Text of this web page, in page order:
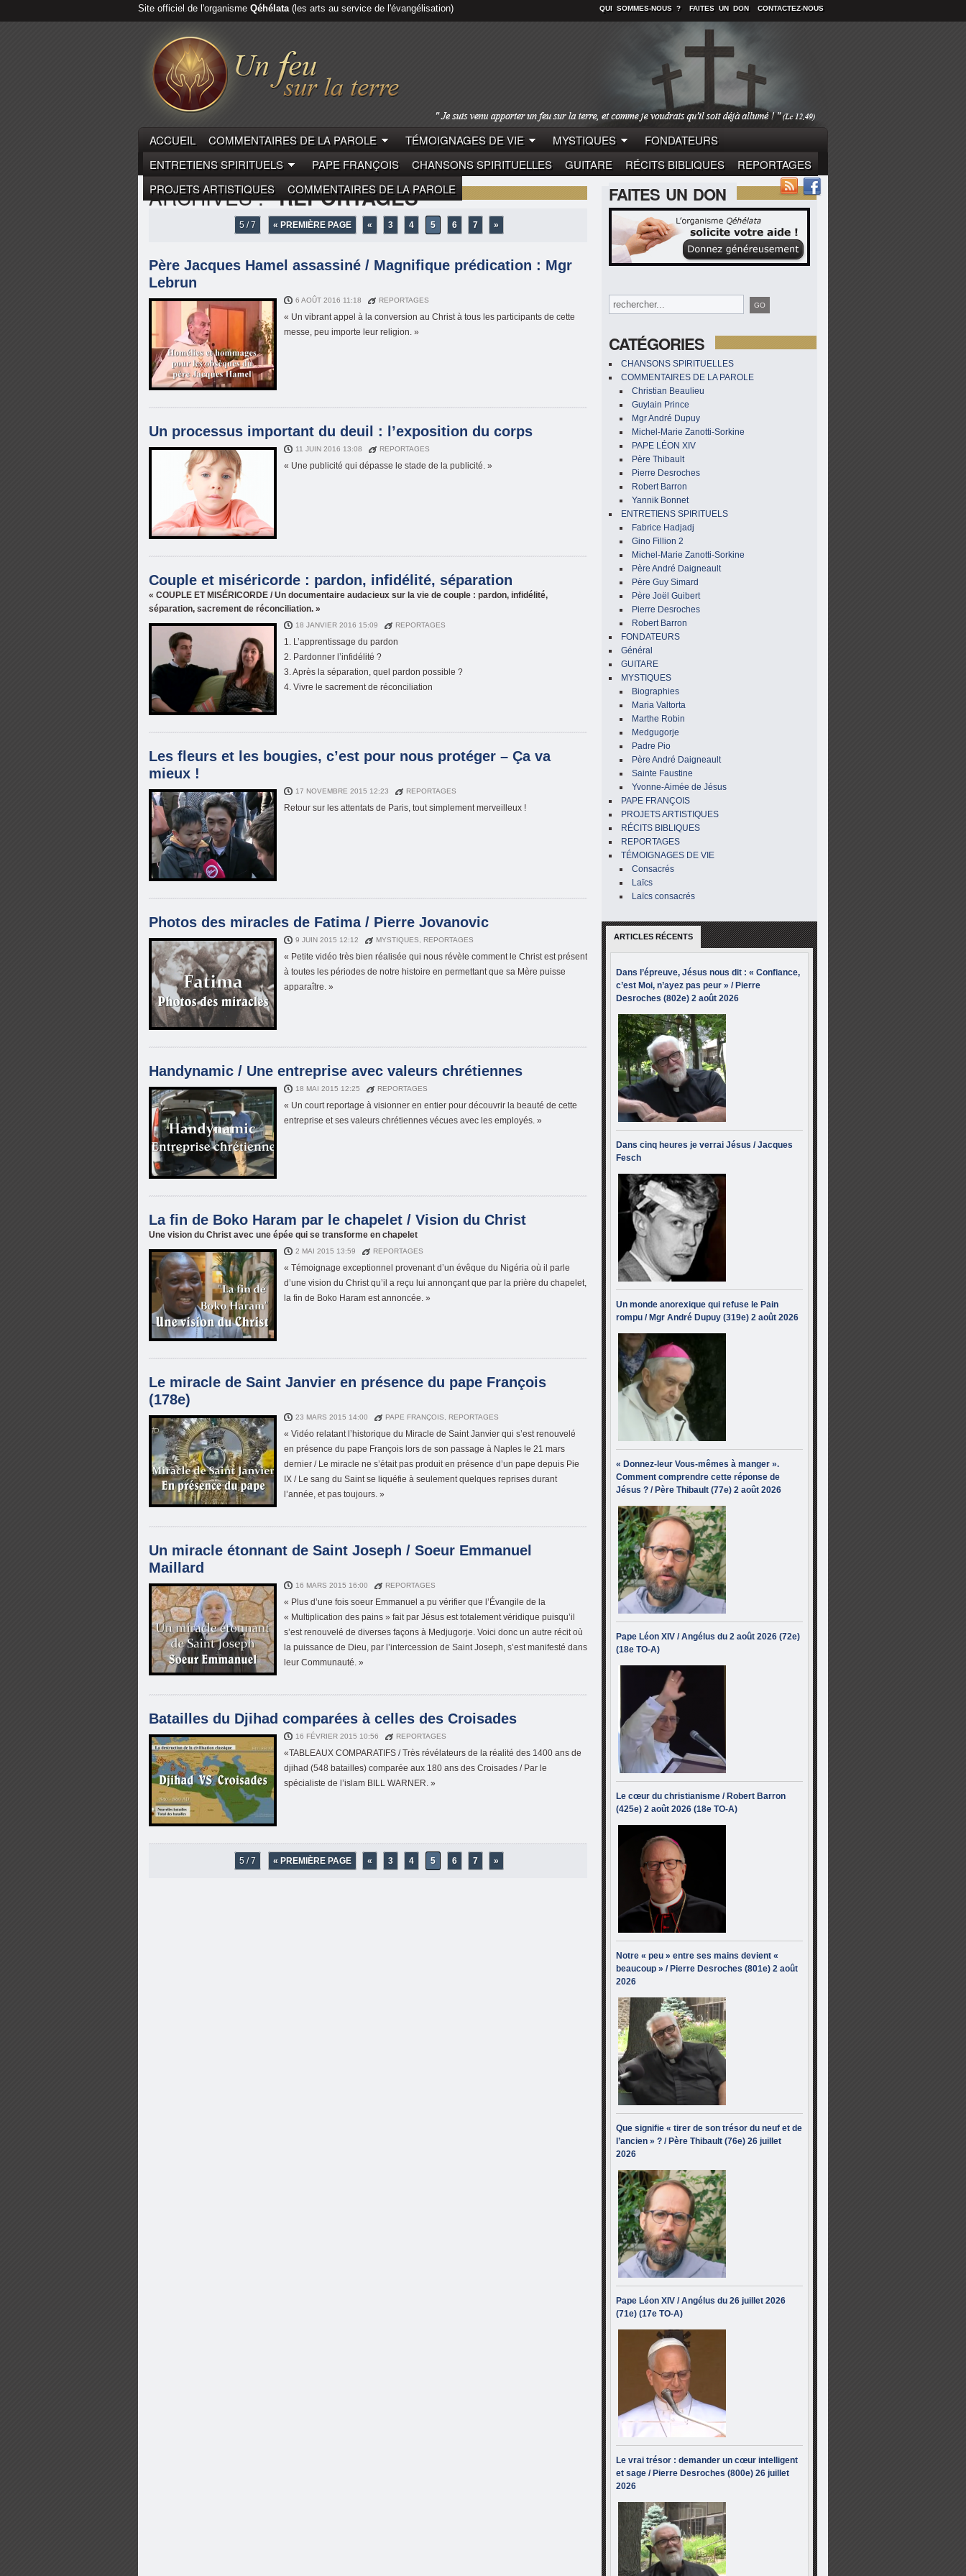
Site officiel de l'organisme Qéhélata(les arts au service de l'évangélisation) QUI SOMMES-NOUS ? FAITES UN DON CONTACTEZ-NOUS
ACCUEIL COMMENTAIRES DE LA PAROLE TÉMOIGNAGES DE VIE MYSTIQUES
FONDATEURS
ENTRETIENS SPIRITUELS
PAPE FRANÇOIS CHANSONS SPIRITUELLES GUITARE RÉCITS BIBLIQUES
REPORTAGES
PROJETS ARTISTIQUES
COMMENTAIRES DE LA PAROLE FAITES UN DON
CATÉGORIES
CHANSONS SPIRITUELLES
COMMENTAIRES DE LA PAROLE
Christian Beaulieu
Guylain Prince
Mgr André Dupuy
Michel-Marie Zanotti-Sorkine
PAPE LÉON XIV
Père Thibault
Pierre Desroches
Robert Barron
Yannik Bonnet
ENTRETIENS SPIRITUELS
Fabrice Hadjadj
Gino Fillion 2
Michel-Marie Zanotti-Sorkine
Père André Daigneault
Père Guy Simard
Père Joël Guibert
Pierre Desroches
Robert Barron
FONDATEURS
Général
GUITARE
MYSTIQUES
Biographies
Maria Valtorta
Marthe Robin
Medgugorje
Padre Pio
Père André Daigneault
Sainte Faustine
Yvonne-Aimée de Jésus
PAPE FRANÇOIS
PROJETS ARTISTIQUES
RÉCITS BIBLIQUES
REPORTAGES
TÉMOIGNAGES DE VIE
Consacrés
Laïcs
Laïcs consacrés
ARTICLES RÉCENTS
Dans l’épreuve, Jésus nous dit : « Confiance,
c’est Moi, n’ayez pas peur » / Pierre
Desroches (802e) 2 août 2026
Dans cinq heures je verrai Jésus / Jacques
Fesch
Un monde anorexique qui refuse le Pain
rompu / Mgr André Dupuy (319e) 2 août 2026
« Donnez-leur Vous-mêmes à manger ».
Comment comprendre cette réponse de
Jésus ? / Père Thibault (77e) 2 août 2026
Pape Léon XIV / Angélus du 2 août 2026 (72e)
(18e TO-A)
Le cœur du christianisme / Robert Barron
(425e) 2 août 2026 (18e TO-A)
Notre « peu » entre ses mains devient «
beaucoup » / Pierre Desroches (801e) 2 août
2026
Que signifie « tirer de son trésor du neuf et de
l’ancien » ? / Père Thibault (76e) 26 juillet
2026
Pape Léon XIV / Angélus du 26 juillet 2026
(71e) (17e TO-A)
Le vrai trésor : demander un cœur intelligent
et sage / Pierre Desroches (800e) 26 juillet
2026
ARCHIVES :"REPORTAGES"
5 / 7 « PREMIÈRE PAGE « 3 4 5 6 7 »
Père Jacques Hamel assassiné / Magnifique prédication : Mgr
Lebrun
6 AOÛT 2016 11:18 REPORTAGES
« Un vibrant appel à la conversion au Christ à tous les participants de cette
messe, peu importe leur religion. »
Un processus important du deuil : l’exposition du corps
11 JUIN 2016 13:08 REPORTAGES
« Une publicité qui dépasse le stade de la publicité. »
Couple et miséricorde : pardon, infidélité, séparation
« COUPLE ET MISÉRICORDE / Un documentaire audacieux sur la vie de couple : pardon, infidélité,
séparation, sacrement de réconciliation. »
18 JANVIER 2016 15:09 REPORTAGES
1. L’apprentissage du pardon
2. Pardonner l’infidélité ?
3. Après la séparation, quel pardon possible ?
4. Vivre le sacrement de réconciliation
Les fleurs et les bougies, c’est pour nous protéger – Ça va
mieux !
17 NOVEMBRE 2015 12:23 REPORTAGES
Retour sur les attentats de Paris, tout simplement merveilleux !
Photos des miracles de Fatima / Pierre Jovanovic
9 JUIN 2015 12:12 MYSTIQUES REPORTAGES
« Petite vidéo très bien réalisée qui nous révèle comment le Christ est présent
à toutes les périodes de notre histoire en permettant que sa Mère puisse
apparaître. »
Handynamic / Une entreprise avec valeurs chrétiennes
18 MAI 2015 12:25 REPORTAGES
« Un court reportage à visionner en entier pour découvrir la beauté de cette
entreprise et ses valeurs chrétiennes vécues avec les employés. »
La fin de Boko Haram par le chapelet / Vision du Christ
Une vision du Christ avec une épée qui se transforme en chapelet
2 MAI 2015 13:59 REPORTAGES
« Témoignage exceptionnel provenant d’un évêque du Nigéria où il parle
d’une vision du Christ qu’il a reçu lui annonçant que par la prière du chapelet,
la fin de Boko Haram est annoncée. »
Le miracle de Saint Janvier en présence du pape François
(178e)
23 MARS 2015 14:00 PAPE FRANÇOIS REPORTAGES
« Vidéo relatant l’historique du Miracle de Saint Janvier qui s’est renouvelé
en présence du pape François lors de son passage à Naples le 21 mars
dernier / Le miracle ne s’était pas produit en présence d’un pape depuis Pie
IX / Le sang du Saint se liquéfie à seulement quelques reprises durant
l’année, et pas toujours. »
Un miracle étonnant de Saint Joseph / Soeur Emmanuel
Maillard
16 MARS 2015 16:00 REPORTAGES
« Plus d’une fois soeur Emmanuel a pu vérifier que l’Évangile de la
« Multiplication des pains » fait par Jésus est totalement véridique puisqu’il
s’est renouvelé de diverses façons à Medjugorje. Voici donc un autre récit où
la puissance de Dieu, par l’intercession de Saint Joseph, s’est manifesté dans
leur Communauté. »
Batailles du Djihad comparées à celles des Croisades
16 FÉVRIER 2015 10:56 REPORTAGES
«TABLEAUX COMPARATIFS / Très révélateurs de la réalité des 1400 ans de
djihad (548 batailles) comparée aux 180 ans des Croisades / Par le
spécialiste de l’islam BILL WARNER. »
5 / 7 « PREMIÈRE PAGE « 3 4 5 6 7 »